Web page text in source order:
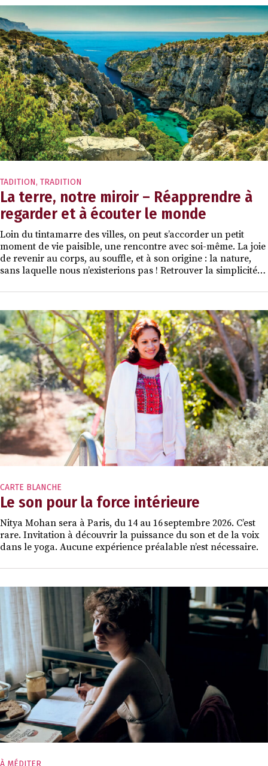
TADITION, TRADITION
La terre, notre miroir – Réapprendre à
regarder et à écouter le monde
Loin du tintamarre des villes, on peut s’accorder un petit
moment de vie paisible, une rencontre avec soi-même. La joie
de revenir au corps, au souffle, et à son origine : la nature,
sans laquelle nous n’existerions pas ! Retrouver la simplicité…
CARTE BLANCHE
Le son pour la force intérieure
Nitya Mohan sera à Paris, du 14 au 16 septembre 2026. C’est
rare. Invitation à découvrir la puissance du son et de la voix
dans le yoga. Aucune expérience préalable n’est nécessaire.
À MÉDITER